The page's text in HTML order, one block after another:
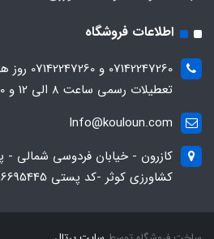
اطلاعات فروشگاه
تعطیلات رسمی ساعت 8 الی 12 و 16.30 الی 18.30
Info@kouloun.com
کازرون - خیابان فردوسی شمالی
کشاورزی کوثر -کد پستی 7316695445